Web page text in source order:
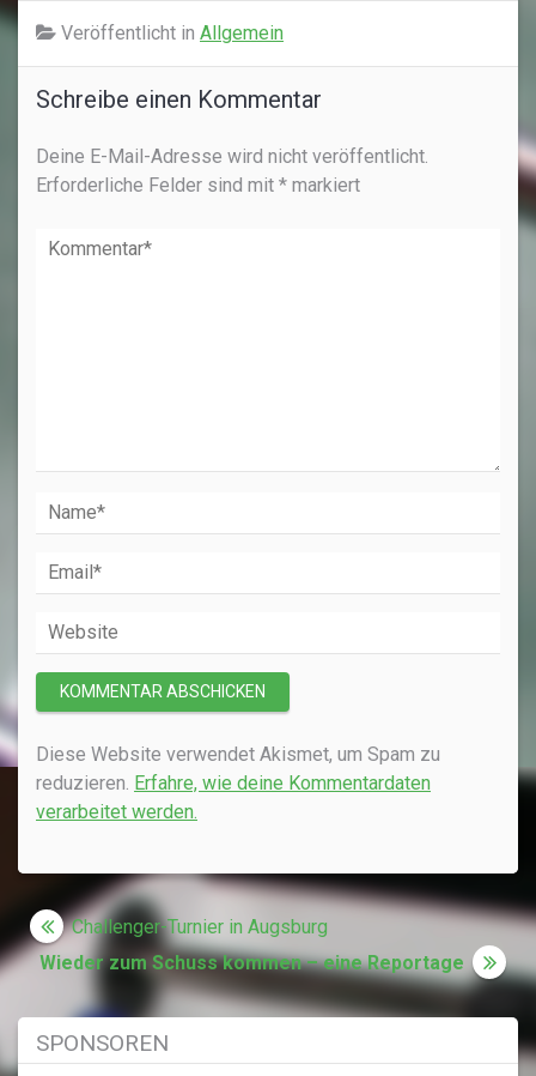
Veröffentlicht in Allgemein
Schreibe einen Kommentar
Deine E-Mail-Adresse wird nicht veröffentlicht.
Erforderliche Felder sind mit * markiert
Diese Website verwendet Akismet, um Spam zu
reduzieren. Erfahre, wie deine Kommentardaten
verarbeitet werden.
Beitragsnavigation
Challenger-Turnier in Augsburg
Wieder zum Schuss kommen – eine Reportage
SPONSOREN